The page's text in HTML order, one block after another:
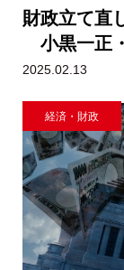
財政立て直
小黒一正
2025.02.13
経済・財政